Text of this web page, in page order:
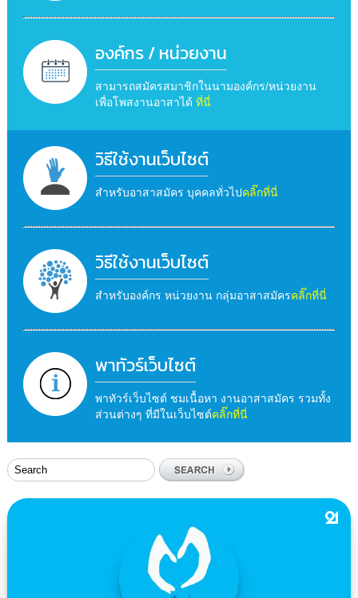
องค์กร / หน่วยงาน
สามารถสมัครสมาชิกในนามองค์กร/หน่วยงาน
เพื่อโพสงานอาสาได้ ที่นี่
วิธีใช้งานเว็บไซต์
สำหรับอาสาสมัคร บุคคลทั่วไปคลิ๊กที่นี่
วิธีใช้งานเว็บไซต์
สำหรับองค์กร หน่วยงาน กลุ่มอาสาสมัครคลิ๊กที่นี่
พาทัวร์เว็บไซต์
พาทัวร์เว็บไซต์ ชมเนื้อหา งานอาสาสมัคร รวมทั้ง
ส่วนต่างๆ ที่มีในเว็บไซต์คลิ๊กที่นี่